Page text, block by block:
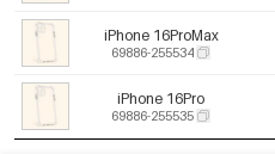
iPhone 16ProMax
69886-255534
iPhone 16Pro
69886-255535